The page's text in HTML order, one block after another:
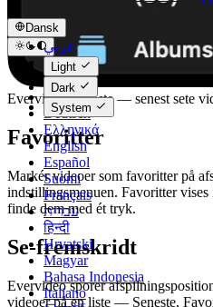
Dansk
عربي
Català
Čeština
Dansk
Deutsch
Ελληνικά
English
Español
Suomi
Français
עברית
हिन्दी
Hrvatski
Magyar
Bahasa Indonesia
Italiano
Light
Dark
System
Evervideo Seneste — senest sete
Favoritter
Markér videoer som favoritter på
indstillingsmenuen. Favoritter vises
finde dem med ét tryk.
Se-fremskridt
Evervideo sporer
videoer på en liste — Seneste,